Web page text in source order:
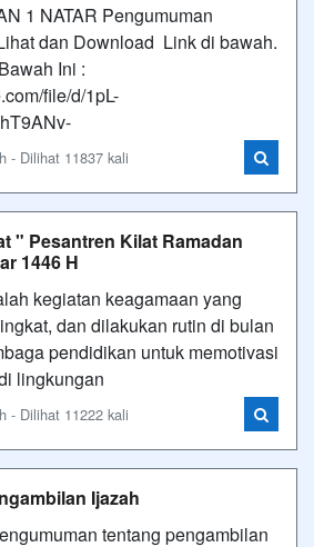
1 NATAR Pengumuman
dan Download Link di bawah.
Ini :
file/d/1pL-
- Dilihat 11837 kali
" Pesantren Kilat Ramadan
1446 H
kegiatan keagamaan yang
dan dilakukan rutin di bulan
pendidikan untuk memotivasi
lingkungan
- Dilihat 11222 kali
Ijazah
tentang pengambilan